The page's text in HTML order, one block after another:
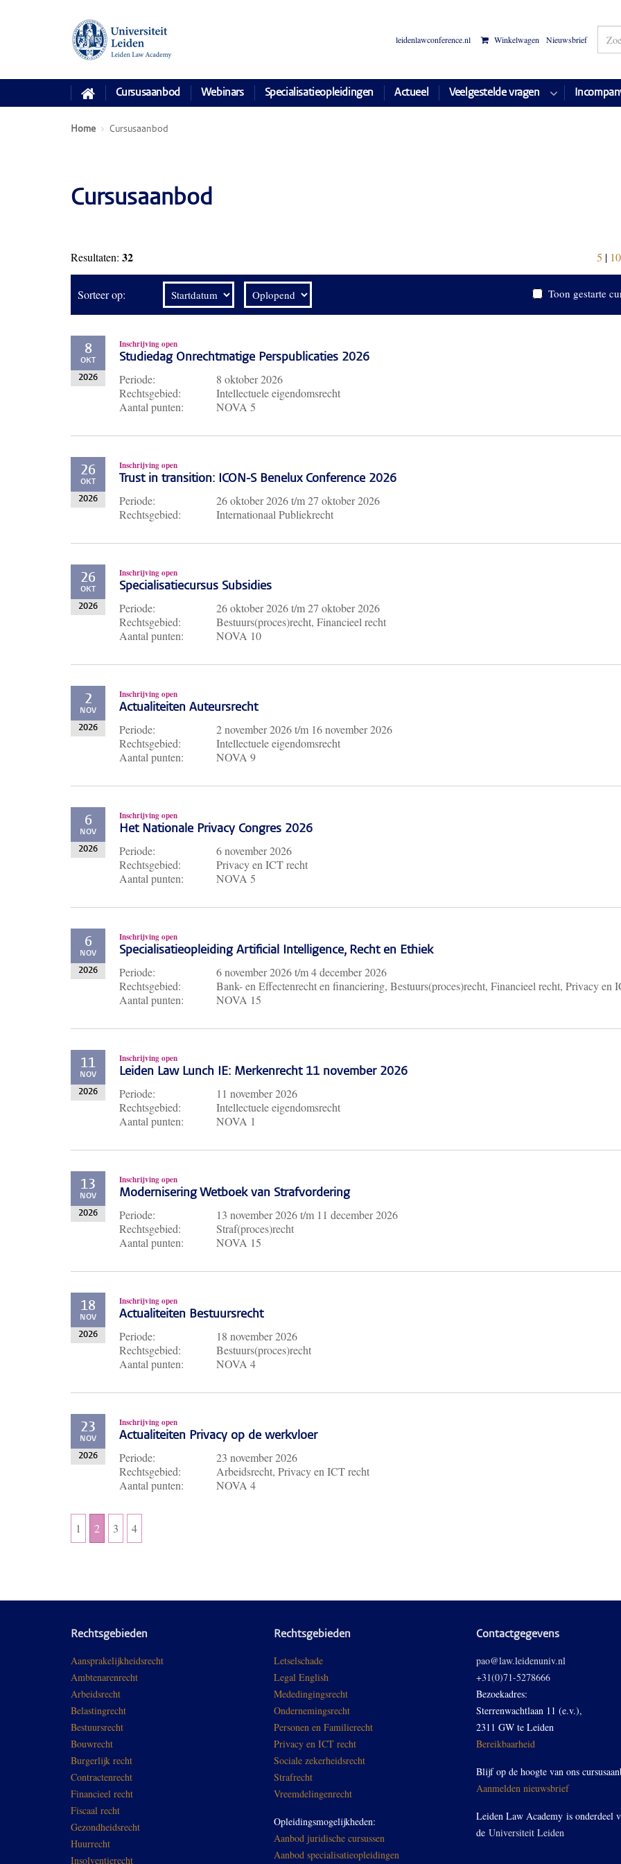
leidenlawconference.nl Winkelwagen Nieuwsbrief
Cursusaanbod Webinars Specialisatieopleidingen Actueel Veelgestelde vragen
Home Cursusaanbod
Cursusaanbod
Resultaten: 32 5 | 10
Sorteer op: Toon gestarte
8
OKT
2026
Inschrijving open
Studiedag Onrechtmatige Perspublicaties 2026
Periode:
8 oktober 2026
Rechtsgebied:
Intellectuele eigendomsrecht
Aantal punten:
NOVA 5
26
OKT
2026
Inschrijving open
Trust in transition: ICON-S Benelux Conference 2026
Periode: 26 oktober 2026t/m27 oktober 2026
Rechtsgebied:
Internationaal Publiekrecht
26
OKT
2026
Inschrijving open
Specialisatiecursus Subsidies
Periode: 26 oktober 2026t/m27 oktober 2026
Rechtsgebied:
Bestuurs(proces)recht, Financieel recht
Aantal punten:
NOVA 10
2
NOV
2026
Inschrijving open
Actualiteiten Auteursrecht
Periode: 2 november 2026t/m 16 november 2026
Rechtsgebied:
Intellectuele eigendomsrecht
Aantal punten:
NOVA 9
6
NOV
2026
Inschrijving open
Het Nationale Privacy Congres 2026
Periode:
6 november 2026
Rechtsgebied:
Privacy en ICT recht
Aantal punten:
NOVA 5
6
NOV
2026
Inschrijving open
Specialisatieopleiding Artificial Intelligence, Recht en Ethiek
Periode: 6 november 2026t/m4 december 2026
Rechtsgebied:
Bank- en Effectenrecht en financiering, Bestuurs(proces)recht, Financieel recht, Privacy en
Aantal punten:
NOVA 15
11
NOV
2026
Inschrijving open
Leiden Law Lunch IE: Merkenrecht 11 november 2026
Periode:
11 november 2026
Rechtsgebied:
Intellectuele eigendomsrecht
Aantal punten:
NOVA 1
13
NOV
2026
Inschrijving open
Modernisering Wetboek van Strafvordering
Periode: 13 november 2026t/m 11 december 2026
Rechtsgebied:
Straf(proces)recht
Aantal punten:
NOVA 15
18
NOV
2026
Inschrijving open
Actualiteiten Bestuursrecht
Periode:
18 november 2026
Rechtsgebied:
Bestuurs(proces)recht
Aantal punten:
NOVA 4
23
NOV
2026
Inschrijving open
Actualiteiten Privacy op de werkvloer
Periode:
23 november 2026
Rechtsgebied:
Arbeidsrecht, Privacy en ICT recht
Aantal punten:
NOVA 4
1 2 3 4
Rechtsgebieden
Aansprakelijkheidsrecht
Ambtenarenrecht
Arbeidsrecht
Belastingrecht
Bestuursrecht
Bouwrecht
Burgerlijk recht
Contractenrecht
Financieel recht
Fiscaal recht
Gezondheidsrecht
Huurrecht
Insolventierecht
Rechtsgebieden
Letselschade
Legal English
Mededingingsrecht
Ondernemingsrecht
Personen en Familierecht
Privacy en ICT recht
Sociale zekerheidsrecht
Strafrecht
Vreemdelingenrecht
Opleidingsmogelijkheden:
Aanbod juridische cursussen
Aanbod specialisatieopleidingen
Contactgegevens
pao@law.leidenuniv.nl
+31(0)71-5278666
Bezoekadres:
Sterrenwachtlaan 11 (e.v.),
2311 GW te Leiden
Bereikbaarheid
Blijf op de hoogte van ons
Aanmelden nieuwsbrief
Leiden Law Academy is onderdeel
de Universiteit Leiden